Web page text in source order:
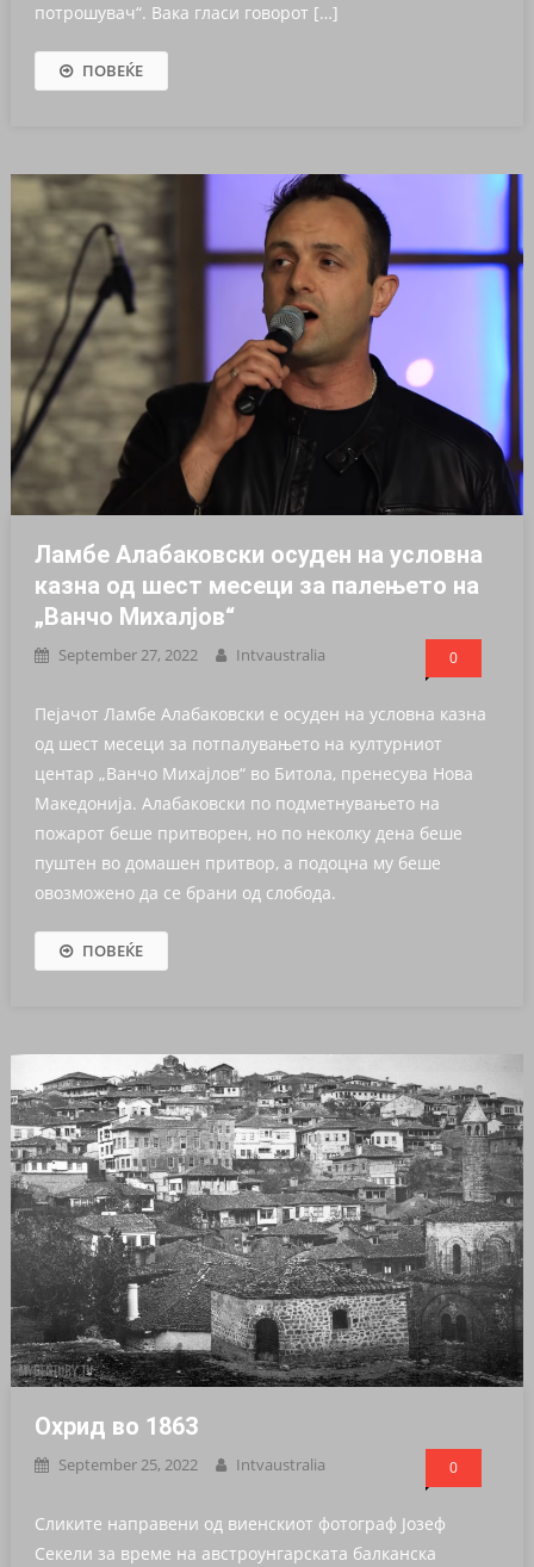
потрошувач“. Вака гласи говорот […]
ПОВЕЌЕ
Ламбе Алабаковски осуден на условна
казна од шест месеци за палењето на
„Ванчо Михалјов“
September 27, 2022 Intvaustralia 0
Пејачот Ламбе Алабаковски е осуден на условна казна
од шест месеци за потпалувањето на културниот
центар „Ванчо Михајлов“ во Битола, пренесува Нова
Македонија. Алабаковски по подметнувањето на
пожарот беше притворен, но по неколку дена беше
пуштен во домашен притвор, а подоцна му беше
овозможено да се брани од слобода.
ПОВЕЌЕ
Охрид во 1863
September 25, 2022 Intvaustralia 0
Сликите направени од виенскиот фотограф Јозеф
Секели за време на австроунгарската балканска